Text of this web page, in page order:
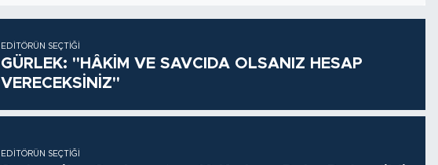
EDITÖRÜN SEÇTIĞI
GÜRLEK: "HÂKİM VE SAVCIDA OLSANIZ HESAP
VERECEKSİNİZ"
EDITÖRÜN SEÇTIĞI